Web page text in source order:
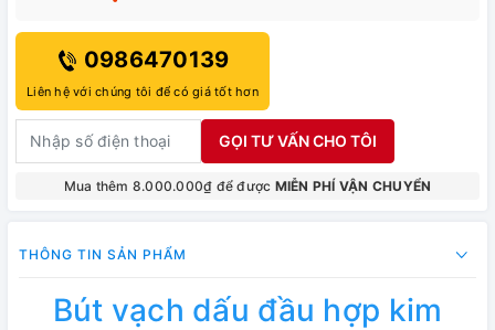
0986470139
Liên hệ với chúng tôi để có giá tốt hơn
GỌI TƯ VẤN CHO TÔI
Mua thêm 8.000.000₫ để được MIỄN PHÍ VẬN CHUYỂN
THÔNG TIN SẢN PHẨM
Bút vạch dấu đầu hợp kim